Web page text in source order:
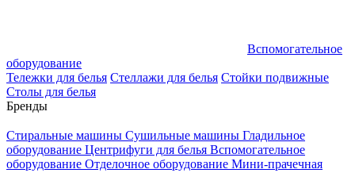
Вспомогательное
оборудование
Тележки для белья Стеллажи для белья Стойки подвижные
Столы для белья
Бренды
Стиральные машины Сушильные машины Гладильное
оборудование Центрифуги для белья Вспомогательное
оборудование Отделочное оборудование Мини-прачечная